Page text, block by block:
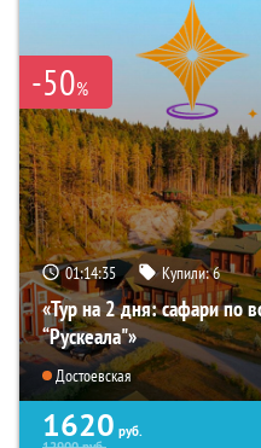
-50%
01:14:34 Купили:6
«Тур на 2 дня: сафари по
“Рускеала"»
Достоевская
1620 руб.